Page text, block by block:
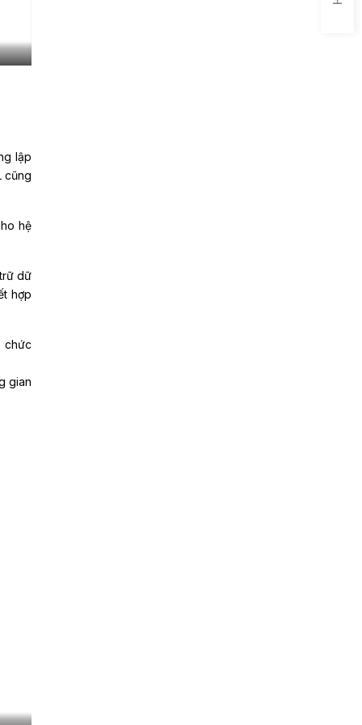
lập
cũng
hệ
dữ
hợp
chức
gian